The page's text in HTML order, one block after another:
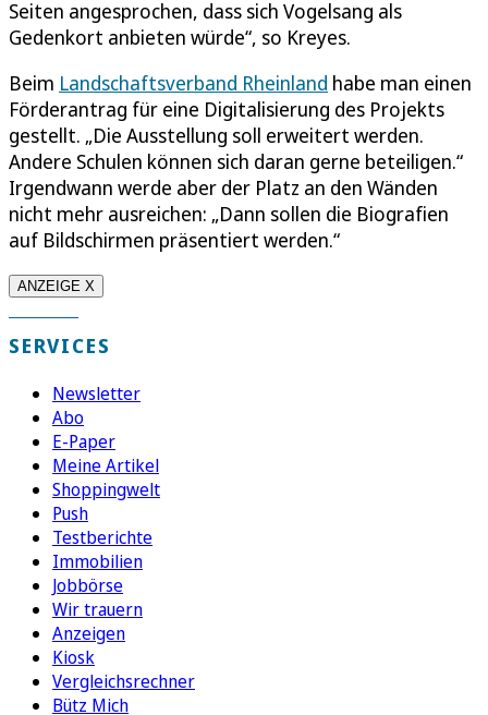
Seiten angesprochen, dass sich Vogelsang als
Gedenkort anbieten würde“, so Kreyes.
Beim Landschaftsverband Rheinland habe man einen
Förderantrag für eine Digitalisierung des Projekts
gestellt. „Die Ausstellung soll erweitert werden.
Andere Schulen können sich daran gerne beteiligen.“
Irgendwann werde aber der Platz an den Wänden
nicht mehr ausreichen: „Dann sollen die Biografien
auf Bildschirmen präsentiert werden.“
ANZEIGE X
SERVICES
Newsletter
Abo
E-Paper
Meine Artikel
Shoppingwelt
Push
Testberichte
Immobilien
Jobbörse
Wir trauern
Anzeigen
Kiosk
Vergleichsrechner
Bütz Mich